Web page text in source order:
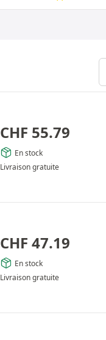
CHF 55.79
En stock
Livraison gratuite
CHF 47.19
En stock
Livraison gratuite